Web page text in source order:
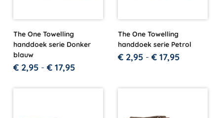
The One Towelling
handdoek serie Donker
blauw
€ 2,95 - € 17,95
The One Towelling
handdoek serie Petrol
€ 2,95 - € 17,95